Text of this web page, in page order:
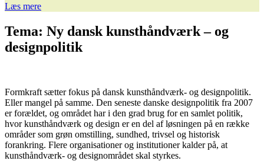
Læs mere
Tema: Ny dansk kunsthåndværk – og
designpolitik
Formkraft sætter fokus på dansk kunsthåndværk- og designpolitik.
Eller mangel på samme. Den seneste danske designpolitik fra 2007
er forældet, og området har i den grad brug for en samlet politik,
hvor kunsthåndværk og design er en del af løsningen på en række
områder som grøn omstilling, sundhed, trivsel og historisk
forankring. Flere organisationer og institutioner kalder på, at
kunsthåndværk- og designområdet skal styrkes.